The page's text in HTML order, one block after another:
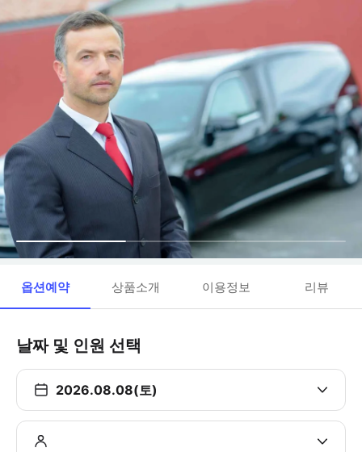
옵션예약 상품소개 이용정보 리뷰
날짜 및 인원 선택
2026.08.08(토)